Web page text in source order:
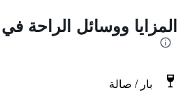
المزايا ووسائل الراحة
بار / صالة